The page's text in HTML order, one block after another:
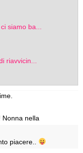
siamo ba...
riavvicin...
nella
piacere..